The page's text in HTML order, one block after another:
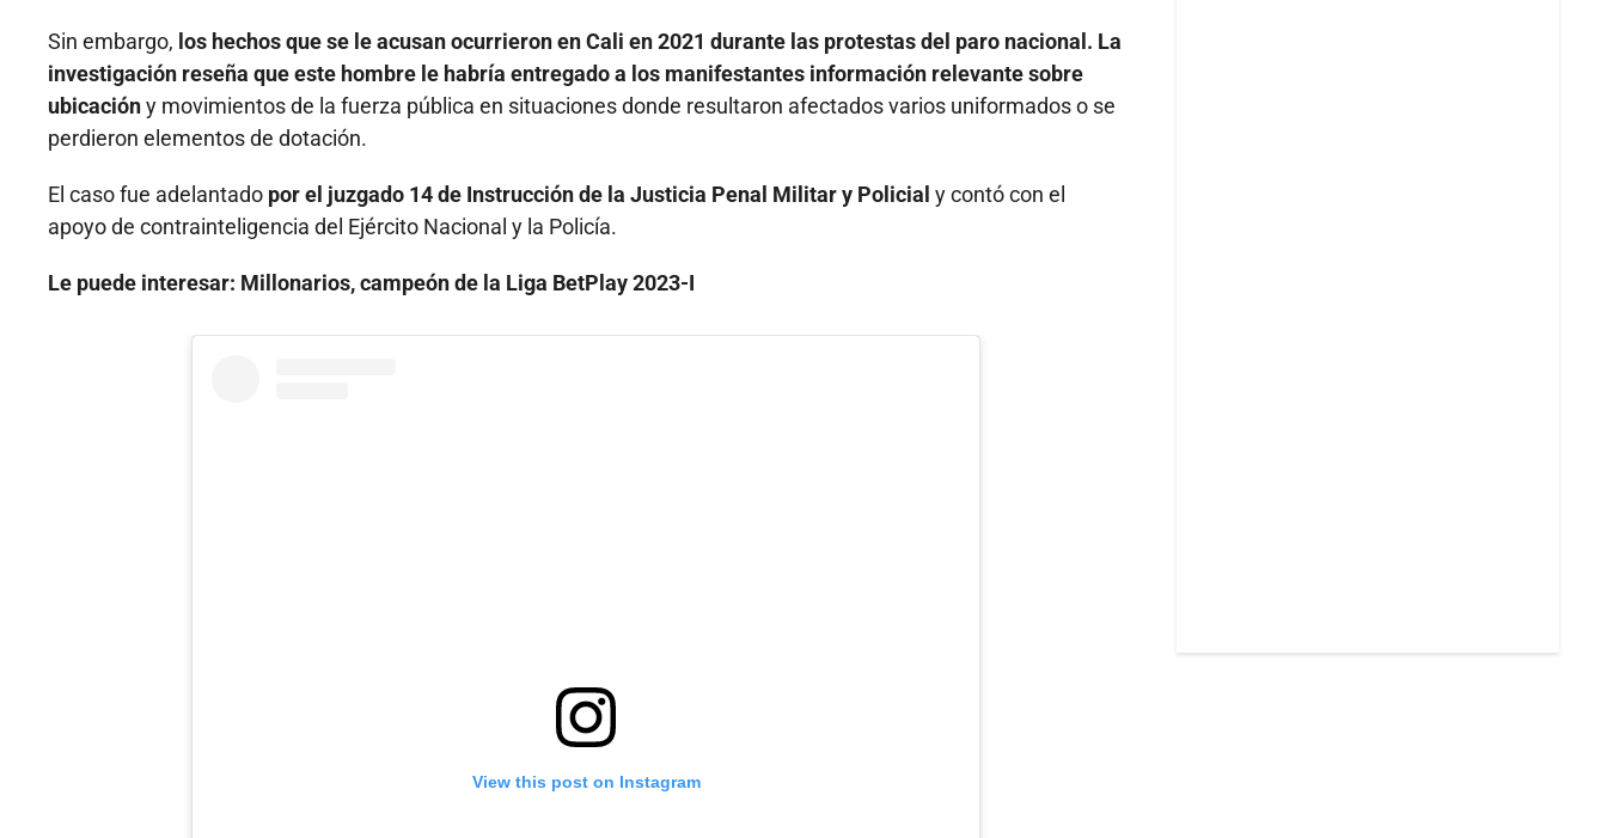
Sin embargo, los hechos que se le acusan ocurrieron en Cali en 2021 durante las protestas del paro nacional. La
investigación reseña que este hombre le habría entregado a los manifestantes información relevante sobre
ubicacióny movimientos de la fuerza pública en situaciones donde resultaron afectados varios uniformados o se
perdieron elementos de dotación.
El caso fue adelantado por el juzgado 14 de Instrucción de la Justicia Penal Militar y Policial y contó con el
apoyo de contrainteligencia del Ejército Nacional y la Policía.
Le puede interesar: Millonarios, campeón de la Liga BetPlay 2023-I
View this post on Instagram